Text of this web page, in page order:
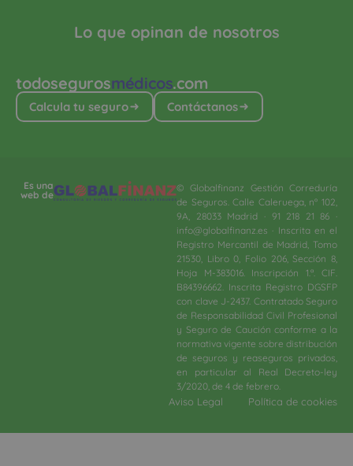
todosegurosmédicos.com
Calcula tu seguro Contáctanos
Lo que opinan de nosotros
Es una
web de
© Globalfinanz Gestión Correduría
de Seguros. Calle Caleruega, nº 102,
9A, 28033 Madrid · 91 218 21 86 ·
info@globalfinanz.es · Inscrita en el
Registro Mercantil de Madrid, Tomo
21530, Libro 0, Folio 206, Sección 8,
Hoja M-383016. Inscripción 1.ª. CIF.
B84396662. Inscrita Registro DGSFP
con clave J-2437. Contratado Seguro
de Responsabilidad Civil Profesional
y Seguro de Caución conforme a la
normativa vigente sobre distribución
de seguros y reaseguros privados,
en particular al Real Decreto-ley
3/2020, de 4 de febrero.​
Aviso Legal Política de cookies